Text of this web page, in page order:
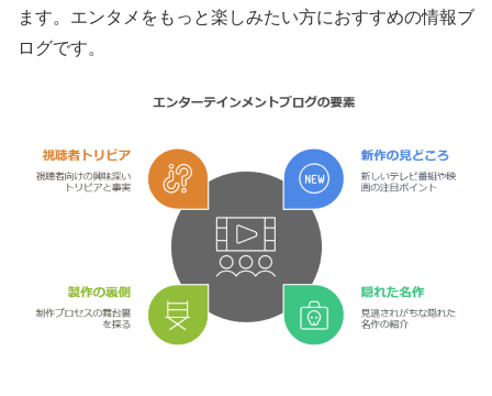
ます。エンタメをもっと楽しみたい方におすすめの情報ブ
ログです。